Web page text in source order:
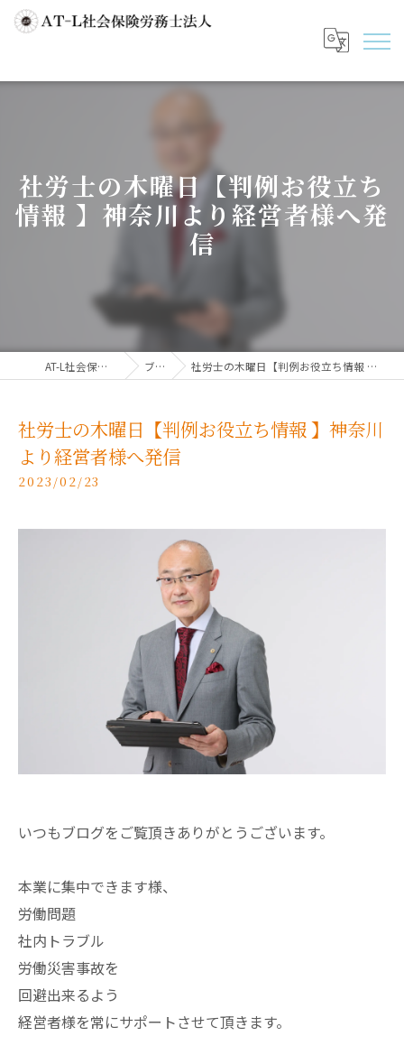
社労士の木曜日【判例お役立ち
情報 】神奈川より経営者様へ発
信
AT-L社会保険労務士法人 ブログ 社労士の木曜日【判例お役立ち情報 】神奈川より経営者様へ発信
社労士の木曜日【判例お役立ち情報 】神奈川
より経営者様へ発信
2023/02/23
いつもブログをご覧頂きありがとうございます。
本業に集中できます様、
労働問題
社内トラブル
労働災害事故を
回避出来るよう
経営者様を常にサポートさせて頂きます。